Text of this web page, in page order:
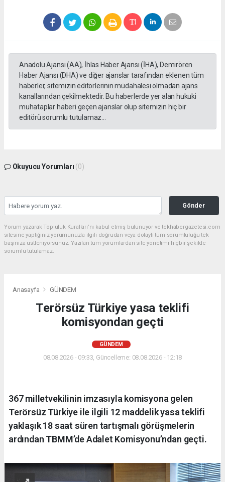
Anadolu Ajansı (AA), İhlas Haber Ajansı (İHA), Demirören
Haber Ajansı (DHA) ve diğer ajanslar tarafından eklenen tüm
haberler, sitemizin editörlerinin müdahalesi olmadan ajans
kanallarından çekilmektedir. Bu haberlerde yer alan hukuki
muhataplar haberi geçen ajanslar olup sitemizin hiç bir
editörü sorumlu tutulamaz...
Okuyucu Yorumları (0)
Gönder
Yorum yazarak Topluluk Kuralları’nı kabul etmiş bulunuyor ve tekhabergazetesi.com
sitesine yaptığınız yorumunuzla ilgili doğrudan veya dolaylı tüm sorumluluğu tek
başınıza üstleniyorsunuz. Yazılan tüm yorumlardan site yönetimi hiçbir şekilde
sorumlu tutulamaz.
Anasayfa GÜNDEM
Terörsüz Türkiye yasa teklifi
komisyondan geçti
GÜNDEM
08.08.2026 - 09:33, Güncelleme: 08.08.2026 - 12:18
367 milletvekilinin imzasıyla komisyona gelen
Terörsüz Türkiye ile ilgili 12 maddelik yasa teklifi
yaklaşık 18 saat süren tartışmalı görüşmelerin
ardından TBMM’de Adalet Komisyonu’ndan geçti.